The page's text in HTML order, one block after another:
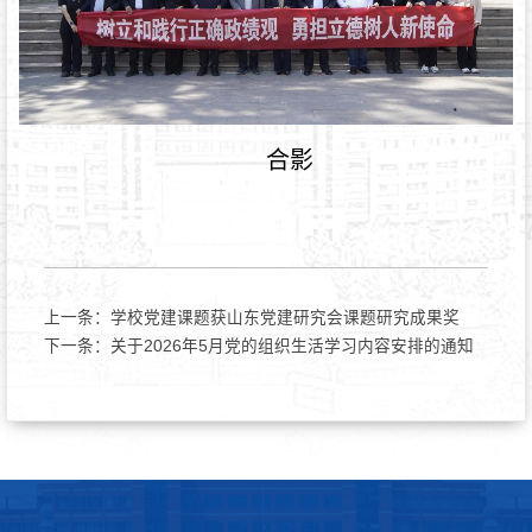
合影
上一条： 学校党建课题获山东党建研究会课题研究成果奖
下一条： 关于2026年5月党的组织生活学习内容安排的通知